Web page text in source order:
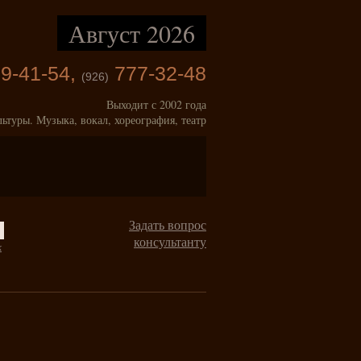
Август 2026
41-54, (926) 777-32-48
Выходит с 2002 года
Музыка, вокал, хореография, театр
Задать вопрос
консультанту